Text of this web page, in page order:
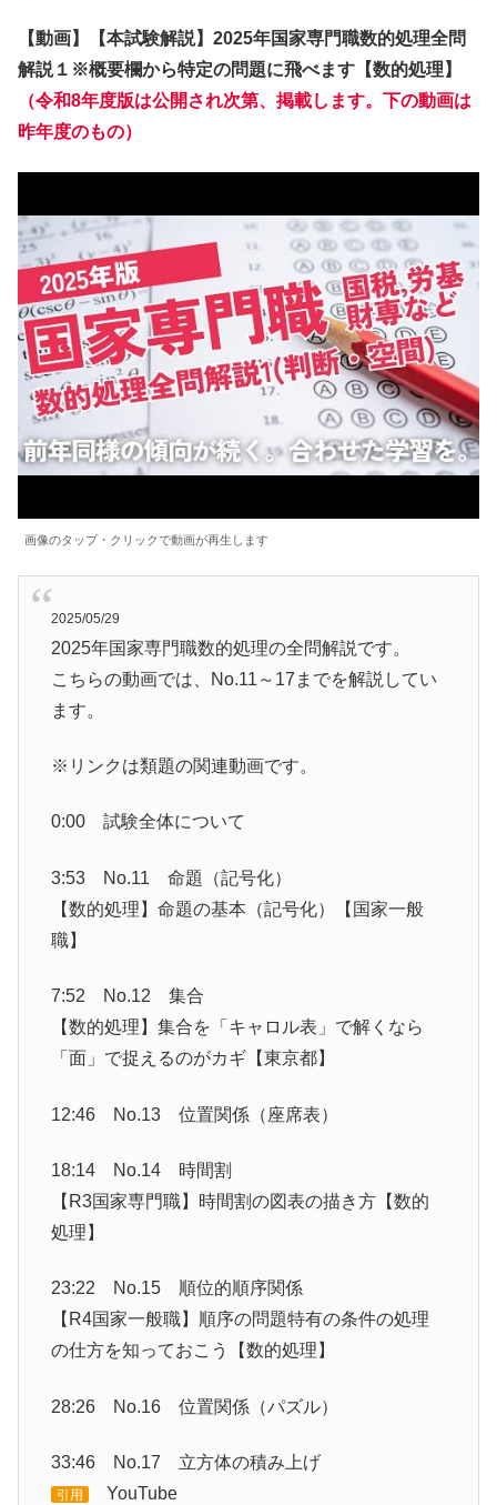
【動画】【本試験解説】2025年国家専門職数的処理全問
解説１※概要欄から特定の問題に飛べます【数的処理】
（令和8年度版は公開され次第、掲載します。下の動画は
昨年度のもの）
画像のタップ・クリックで動画が再生します
2025/05/29
2025年国家専門職数的処理の全問解説です。
こちらの動画では、No.11～17までを解説してい
ます。
※リンクは類題の関連動画です。
0:00 試験全体について
3:53 No.11 命題（記号化）
【数的処理】命題の基本（記号化）【国家一般
職】
7:52 No.12 集合
【数的処理】集合を「キャロル表」で解くなら
「面」で捉えるのがカギ【東京都】
12:46 No.13 位置関係（座席表）
18:14 No.14 時間割
【R3国家専門職】時間割の図表の描き方【数的
処理】
23:22 No.15 順位的順序関係
【R4国家一般職】順序の問題特有の条件の処理
の仕方を知っておこう【数的処理】
28:26 No.16 位置関係（パズル）
33:46 No.17 立方体の積み上げ
引用 YouTube